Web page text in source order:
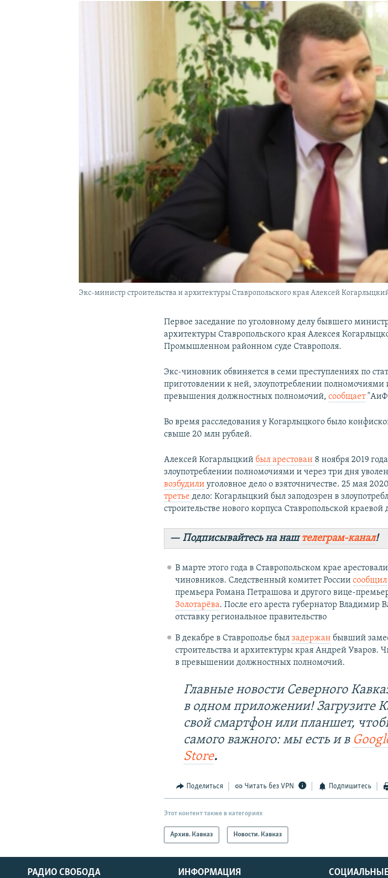
Экс-министр строительства и архитектуры Ставропольского края Алексей
Первое заседание по уголовному делу бывшего
архитектуры Ставропольского края Алексея
Промышленном районном суде Ставрополя.
Экс-чиновник обвиняется в семи преступлениях по
приготовлении к ней, злоупотреблении полномочиями
превышения должностных полномочий,сообщает"АиФ
Во время расследования у Когарлыцкого было
свыше 20 млн рублей.
Алексей Когарлыцкий был арестован 8 ноября 2019
злоупотреблении полномочиями и через три дня
возбудили уголовное дело о взяточничестве. 25 мая
третьедело: Когарлыцкий был заподозрен в
строительстве нового корпуса Ставропольской
— Подписывайтесь на наштелеграм-канал!
В марте этого года в Ставропольском крае
чиновников. Следственный комитет России сообщил
премьера Романа Петрашова и другого вице-
Золотарёва. После его ареста губернатор Владимир
отставку региональное правительство
В декабре в Ставрополье был задержанбывший
строительства и архитектуры края Андрей Уваров.
в превышении должностных полномочий.
Главные новости Северного
в одном приложении! Загрузите
свой смартфон или планшет,
самого важного: мы есть и в
Store.
Поделиться Читать без VPN Подпишитесь
Этот контент также в категориях
Архив. Кавказ Новости. Кавказ
РАДИО СВОБОДА ИНФОРМАЦИЯ